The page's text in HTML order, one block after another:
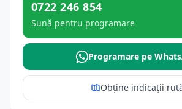
0722 246 854
Sună pentru programare
Programare pe
Obține indicații